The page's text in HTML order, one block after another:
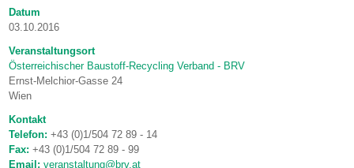
Datum
03.10.2016
Veranstaltungsort
Österreichischer Baustoff-Recycling Verband - BRV
Ernst-Melchior-Gasse 24
Wien
Kontakt
Telefon:+43 (0)1/504 72 89 - 14
Fax:+43 (0)1/504 72 89 - 99
Email: veranstaltung@brv.at